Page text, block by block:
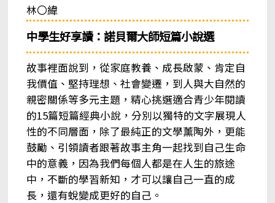
林〇緯
中學生好享讀：諾貝爾大師短篇小說選
故事裡面說到，從家庭教養、成長啟蒙、肯定自
我價值、堅持理想、社會變遷，到人與大自然的
親密關係等多元主題，精心挑選適合青少年閱讀
的15篇短篇經典小說，分別以獨特的文字展現人
性的不同層面，除了最純正的文學薰陶外，更能
鼓勵、引領讀者跟著故事主角一起找到自己生命
中的意義，因為我們每個人都是在人生的旅途
中，不斷的學習新知，才可以讓自己一直的成
長，還有蛻變成更好的自己。